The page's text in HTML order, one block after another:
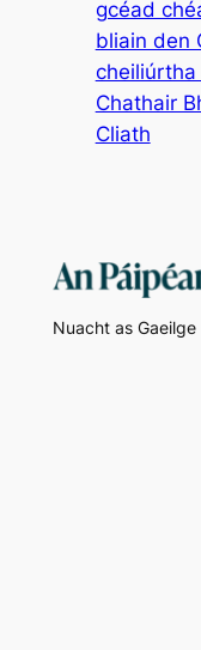
gcéad
bliain den
cheiliúrtha
Chathair
Cliath
Nuacht as Gaeilge